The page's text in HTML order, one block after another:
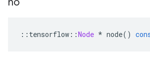
:: tensorflow ::Node * node()